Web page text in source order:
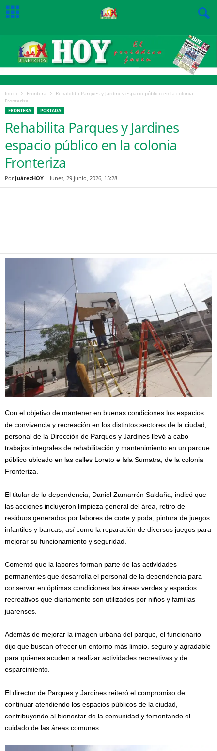
Inicio Frontera
Rehabilita Parques y Jardines espacio público en la colonia
Fronteriza
FRONTERA PORTADA
Rehabilita Parques y Jardines
espacio público en la colonia
Fronteriza
Por JuárezHOY - lunes, 29 junio, 2026, 15:28
Con el objetivo de mantener en buenas condiciones los espacios
de convivencia y recreación en los distintos sectores de la ciudad,
personal de la Dirección de Parques y Jardines llevó a cabo
trabajos integrales de rehabilitación y mantenimiento en un parque
público ubicado en las calles Loreto e Isla Sumatra, de la colonia
Fronteriza.
El titular de la dependencia, Daniel Zamarrón Saldaña, indicó que
las acciones incluyeron limpieza general del área, retiro de
residuos generados por labores de corte y poda, pintura de juegos
infantiles y bancas, así como la reparación de diversos juegos para
mejorar su funcionamiento y seguridad.
Comentó que la labores forman parte de las actividades
permanentes que desarrolla el personal de la dependencia para
conservar en óptimas condiciones las áreas verdes y espacios
recreativos que diariamente son utilizados por niños y familias
juarenses.
Además de mejorar la imagen urbana del parque, el funcionario
dijo que buscan ofrecer un entorno más limpio, seguro y agradable
para quienes acuden a realizar actividades recreativas y de
esparcimiento.
El director de Parques y Jardines reiteró el compromiso de
continuar atendiendo los espacios públicos de la ciudad,
contribuyendo al bienestar de la comunidad y fomentando el
cuidado de las áreas comunes.